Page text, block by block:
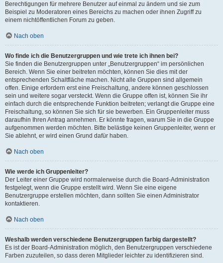
Berechtigungen für mehrere Benutzer auf einmal zu ändern und sie zum
Beispiel zu Moderatoren eines Bereichs zu machen oder ihnen Zugriff zu
einem nichtöffentlichen Forum zu geben.
Nach oben
Wo finde ich die Benutzergruppen und wie trete ich ihnen bei?
Sie finden die Benutzergruppen unter „Benutzergruppen“ im persönlichen
Bereich. Wenn Sie einer beitreten möchten, können Sie dies mit der
entsprechenden Schaltfläche machen. Nicht alle Gruppen sind allgemein
offen. Einige erfordern erst eine Freischaltung, andere können geschlossen
sein und weitere sogar versteckt. Wenn die Gruppe offen ist, können Sie ihr
einfach durch die entsprechende Funktion beitreten; verlangt die Gruppe eine
Freischaltung, so können Sie sich für sie bewerben. Ein Gruppenleiter muss
daraufhin Ihren Antrag annehmen. Er könnte fragen, warum Sie in die Gruppe
aufgenommen werden möchten. Bitte belästige keinen Gruppenleiter, wenn er
Sie ablehnt, er wird einen Grund dafür haben.
Nach oben
Wie werde ich Gruppenleiter?
Der Leiter einer Gruppe wird normalerweise durch die Board-Administration
festgelegt, wenn die Gruppe erstellt wird. Wenn Sie eine eigene
Benutzergruppe erstellen möchten, dann sollten Sie einen Administrator
kontaktieren.
Nach oben
Weshalb werden verschiedene Benutzergruppen farbig dargestellt?
Es ist der Board-Administration möglich, den Benutzergruppen verschiedene
Farben zuzuteilen, so dass deren Mitglieder leichter zu identifizieren sind.